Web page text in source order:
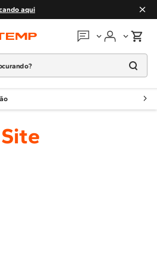
aqui
podemos
Brastemp